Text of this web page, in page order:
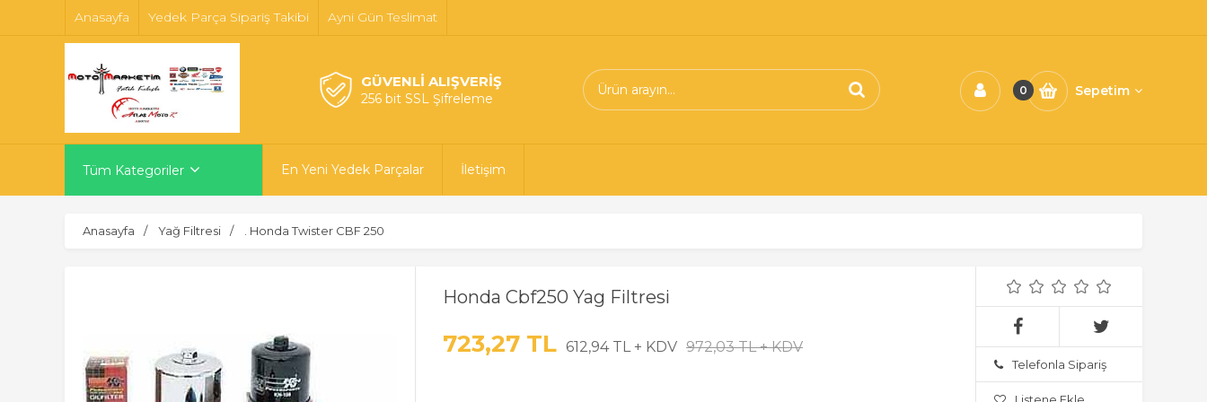
Anasayfa Yedek Parça Sipariş Takibi Ayni Gün Teslimat
GÜVENLİ ALIŞVERİŞ
256 bit SSL Şifreleme
0 Sepetim
Tüm Kategoriler En Yeni Yedek Parçalar İletişim
Anasayfa Yağ Filtresi . Honda Twister CBF 250
Honda Cbf250 Yag Filtresi
723,27 TL 612,94 TL + KDV 972,03 TL + KDV
Telefonla Sipariş